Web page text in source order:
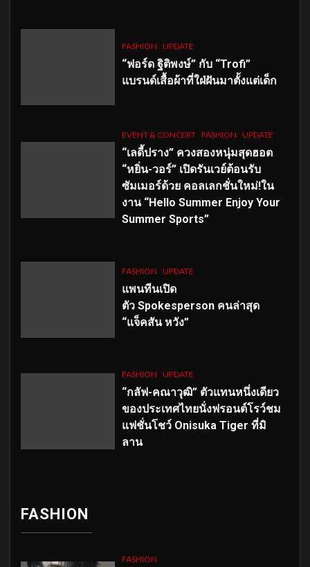
FASHION UPDATE
“ฟอร์ด ฐิติพงษ์” กับ “Trofi”
แบรนด์เสื้อผ้าที่ใฝ่ฝันมาตั้งแต่เด็ก
EVENT & CONCERT FASHION UPDATE
“เลดี้ปราง” ควงสองหนุ่มสุดฮอต
“หยิ่น-วอร์” เปิดรันเวย์ต้อนรับ
ซัมเมอร์ด้วย คอลเลกชั่นใหม่!ใน
งาน “Hello Summer Enjoy Your
Summer Sports”
FASHION UPDATE
แพนทีนเปิด
ตัว Spokesperson คนล่าสุด
“แจ็คสัน หวัง”
FASHION UPDATE
“กลัฟ-คณาวุฒิ” ตัวแทนหนึ่งเดียว
ของประเทศไทยนั่งฟรอนต์โรว์ชม
แฟชั่นโชว์ Onisuka Tiger ที่มิ
ลาน
FASHION
FASHION